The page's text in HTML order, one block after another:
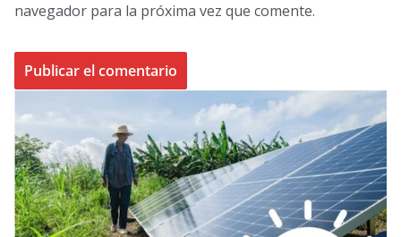
navegador para la próxima vez que comente.